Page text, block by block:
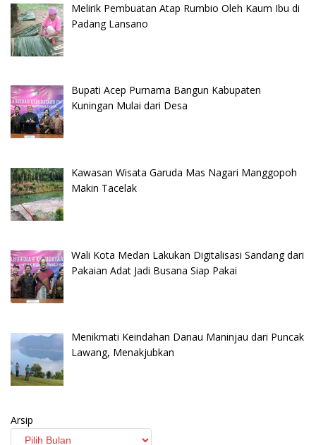
Melirik Pembuatan Atap Rumbio Oleh Kaum Ibu di
Padang Lansano
Bupati Acep Purnama Bangun Kabupaten
Kuningan Mulai dari Desa
Kawasan Wisata Garuda Mas Nagari Manggopoh
Makin Tacelak
Wali Kota Medan Lakukan Digitalisasi Sandang dari
Pakaian Adat Jadi Busana Siap Pakai
Menikmati Keindahan Danau Maninjau dari Puncak
Lawang, Menakjubkan
Arsip